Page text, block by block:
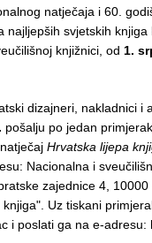
natječaja i 60.
najljepših svjetskih
knjižnici, od 1.
dizajneri, nakladnici i
pošalju po jedan
Hrvatska lijepa
Nacionalna i
zajednice 4,
Uz tiskani
i poslati ga na e-adresu: